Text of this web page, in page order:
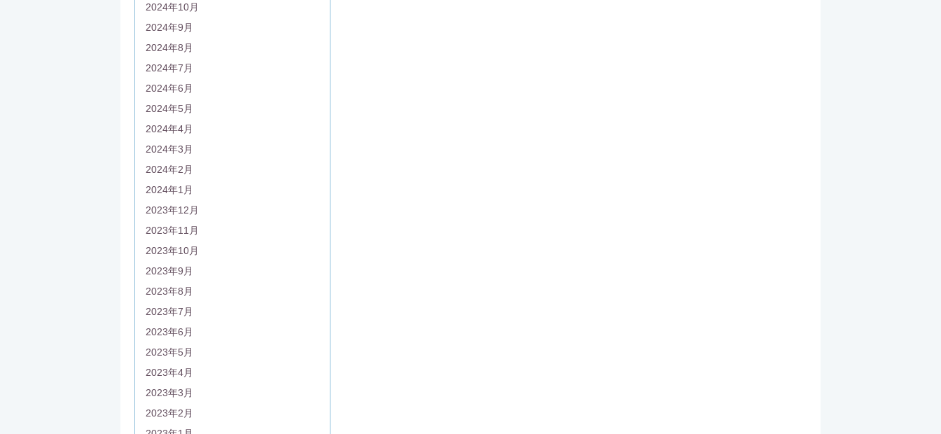
2024年10月
2024年9月
2024年8月
2024年7月
2024年6月
2024年5月
2024年4月
2024年3月
2024年2月
2024年1月
2023年12月
2023年11月
2023年10月
2023年9月
2023年8月
2023年7月
2023年6月
2023年5月
2023年4月
2023年3月
2023年2月